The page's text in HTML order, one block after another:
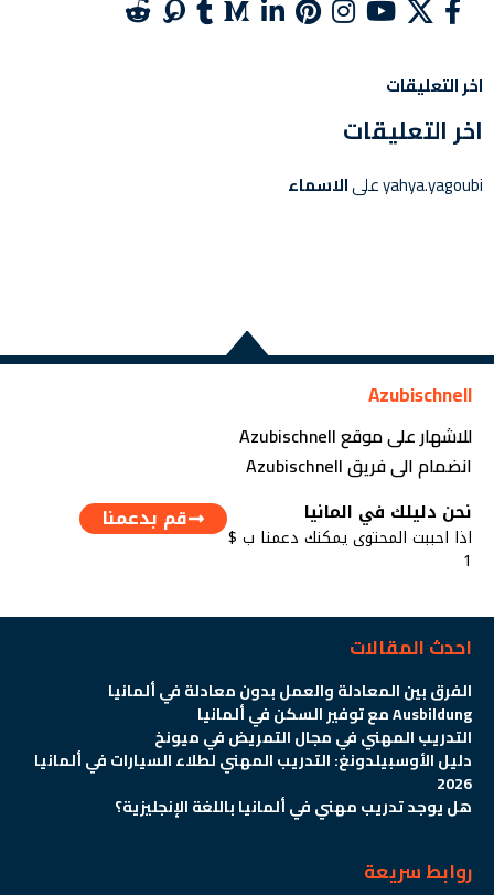
اخر التعليقات
اخر التعليقات
yahya.yagoubiعلىالاسماء
Azubischnell
للاشهار على موقع Azubischnell
انضمام الى فريق Azubischnell
نحن دليلك في المانيا
اذا احببت المحتوى يمكنك دعمنا ب $
1
قم بدعمنا
احدث المقالات
الفرق بين المعادلة والعمل بدون معادلة في ألمانيا
Ausbildung مع توفير السكن في ألمانيا
التدريب المهني في مجال التمريض في ميونخ
دليل الأوسبيلدونغ: التدريب المهني لطلاء السيارات في ألمانيا
2026
هل يوجد تدريب مهني في ألمانيا باللغة الإنجليزية؟
روابط سريعة